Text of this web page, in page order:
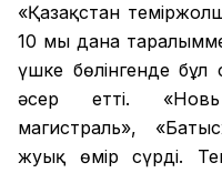
«Қазақстан
10 мың дана
үшке бөлінгенде
әсер етті.
магистраль»,
жуық өмір сүрді.